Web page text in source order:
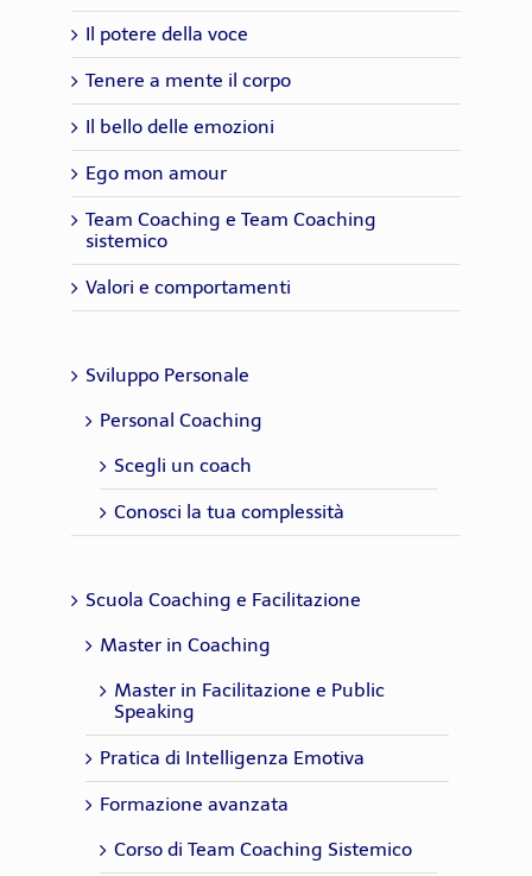
Il potere della voce
Tenere a mente il corpo
Il bello delle emozioni
Ego mon amour
Team Coaching e Team Coaching
sistemico
Valori e comportamenti
Sviluppo Personale
Personal Coaching
Scegli un coach
Conosci la tua complessità
Scuola Coaching e Facilitazione
Master in Coaching
Master in Facilitazione e Public
Speaking
Pratica di Intelligenza Emotiva
Formazione avanzata
Corso di Team Coaching Sistemico